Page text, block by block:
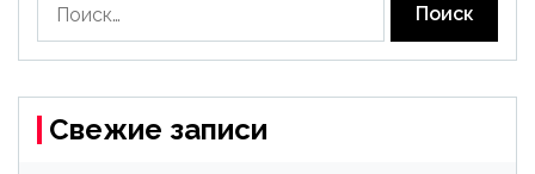
Свежие записи